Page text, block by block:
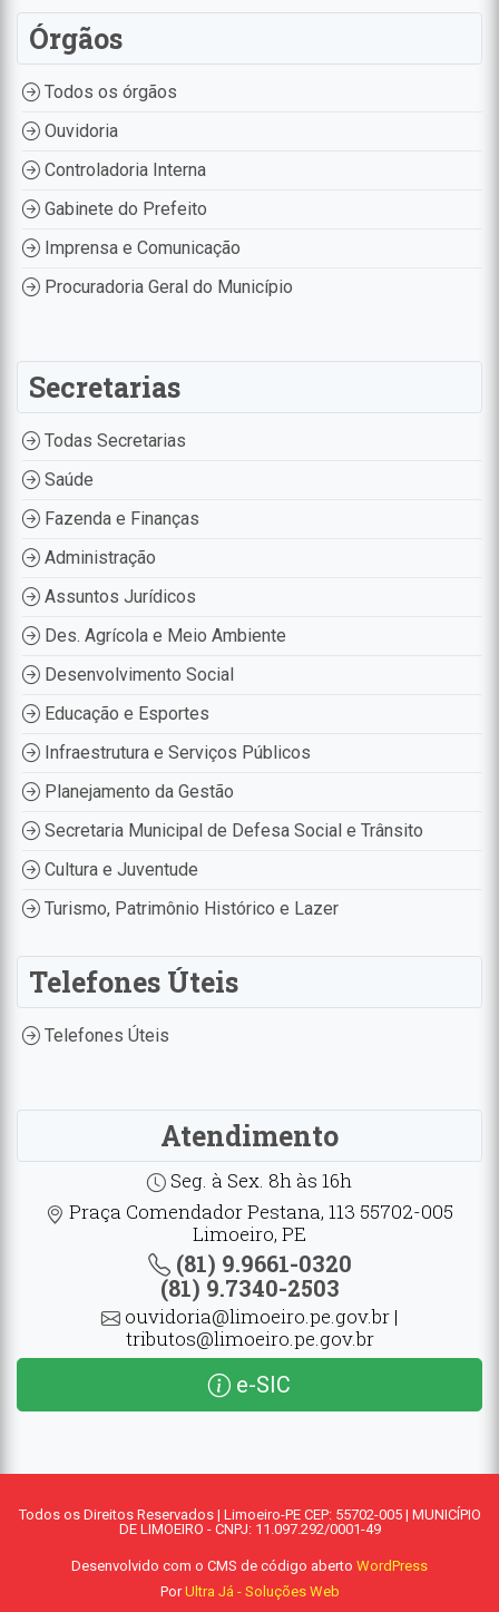
Órgãos
Todos os órgãos
Ouvidoria
Controladoria Interna
Gabinete do Prefeito
Imprensa e Comunicação
Procuradoria Geral do Município
Secretarias
Todas Secretarias
Saúde
Fazenda e Finanças
Administração
Assuntos Jurídicos
Des. Agrícola e Meio Ambiente
Desenvolvimento Social
Educação e Esportes
Infraestrutura e Serviços Públicos
Planejamento da Gestão
Secretaria Municipal de Defesa Social e Trânsito
Cultura e Juventude
Turismo, Patrimônio Histórico e Lazer
Telefones Úteis
Telefones Úteis
Atendimento
Seg. à Sex. 8h às 16h
Praça Comendador Pestana, 113 55702-005
Limoeiro, PE
(81) 9.9661-0320
(81) 9.7340-2503
ouvidoria@limoeiro.pe.gov.br |
tributos@limoeiro.pe.gov.br
e-SIC
Todos os Direitos Reservados | Limoeiro-PE CEP: 55702-005 | MUNICÍPIO
DE LIMOEIRO - CNPJ: 11.097.292/0001-49
Desenvolvido com o CMS de código aberto WordPress
PorUltra Já - Soluções Web